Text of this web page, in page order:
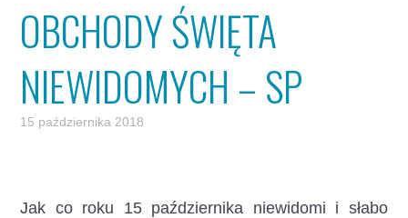
OBCHODY ŚWIĘTA
NIEWIDOMYCH – SP
15 października 2018
Jak co roku 15 października niewidomi i słabo